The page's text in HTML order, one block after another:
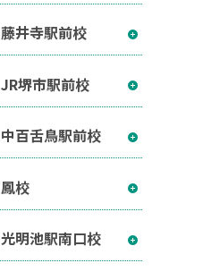
藤井寺駅前校
JR堺市駅前校
中百舌鳥駅前校
鳳校
光明池駅南口校